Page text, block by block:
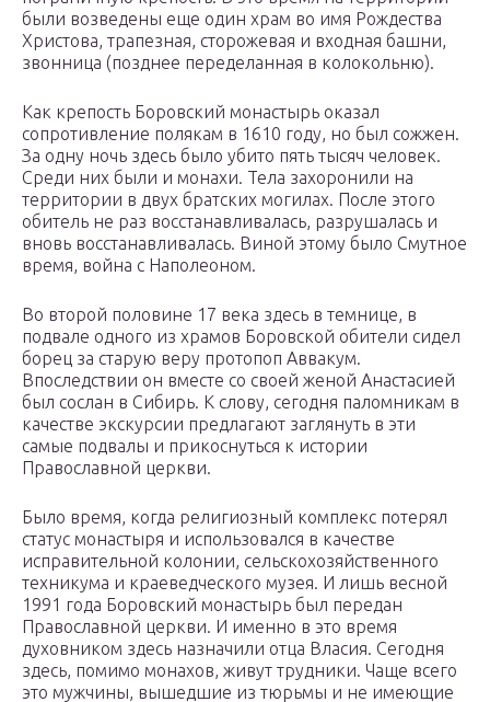
были возведены еще один храм во имя Рождества
Христова, трапезная, сторожевая и входная башни,
звонница (позднее переделанная в колокольню).
Как крепость Боровский монастырь оказал
сопротивление полякам в 1610 году, но был сожжен.
За одну ночь здесь было убито пять тысяч человек.
Среди них были и монахи. Тела захоронили на
территории в двух братских могилах. После этого
обитель не раз восстанавливалась, разрушалась и
вновь восстанавливалась. Виной этому было Смутное
время, война с Наполеоном.
Во второй половине 17 века здесь в темнице, в
подвале одного из храмов Боровской обители сидел
борец за старую веру протопоп Аввакум.
Впоследствии он вместе со своей женой Анастасией
был сослан в Сибирь. К слову, сегодня паломникам в
качестве экскурсии предлагают заглянуть в эти
самые подвалы и прикоснуться к истории
Православной церкви.
Было время, когда религиозный комплекс потерял
статус монастыря и использовался в качестве
исправительной колонии, сельскохозяйственного
техникума и краеведческого музея. И лишь весной
1991 года Боровский монастырь был передан
Православной церкви. И именно в это время
духовником здесь назначили отца Власия. Сегодня
здесь, помимо монахов, живут трудники. Чаще всего
это мужчины, вышедшие из тюрьмы и не имеющие